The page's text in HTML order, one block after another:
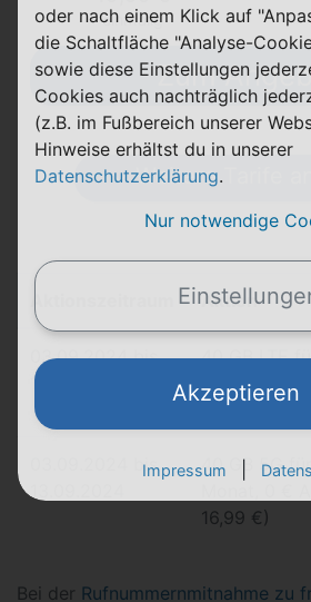
einmalig
Zum
Weitere Tarife
Aktion
03.09.2024 bis
13.09.2024
40 GB LTE
Monat, 0 €
14,99 €)
03.09.2024 bis
40 GB 5G
16,99 €)
Bei der Rufnummernmitnahme zu
oder nach einem Klick auf
die Schaltfläche "Analyse-
sowie diese Einstellungen
Cookies auch nachträglich
(z.B. im Fußbereich unserer
Hinweise erhältst du in unserer
Datenschutzerklärung.
Nur notwendige
Akzeptieren
Impressum